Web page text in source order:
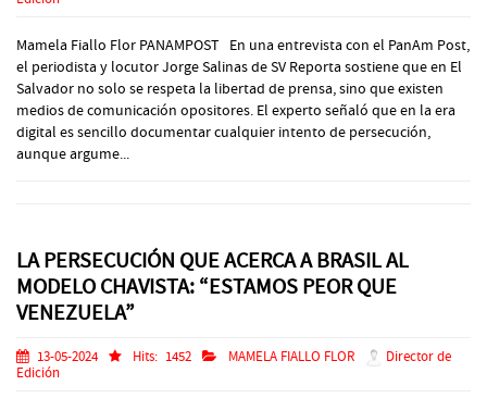
Mamela Fiallo Flor PANAMPOST En una entrevista con el PanAm Post,
el periodista y locutor Jorge Salinas de SV Reporta sostiene que en El
Salvador no solo se respeta la libertad de prensa, sino que existen
medios de comunicación opositores. El experto señaló que en la era
digital es sencillo documentar cualquier intento de persecución,
aunque argume...
LA PERSECUCIÓN QUE ACERCA A BRASIL AL
MODELO CHAVISTA: “ESTAMOS PEOR QUE
VENEZUELA”
13-05-2024 Hits: 1452 MAMELA FIALLO FLOR
Director de
Edición